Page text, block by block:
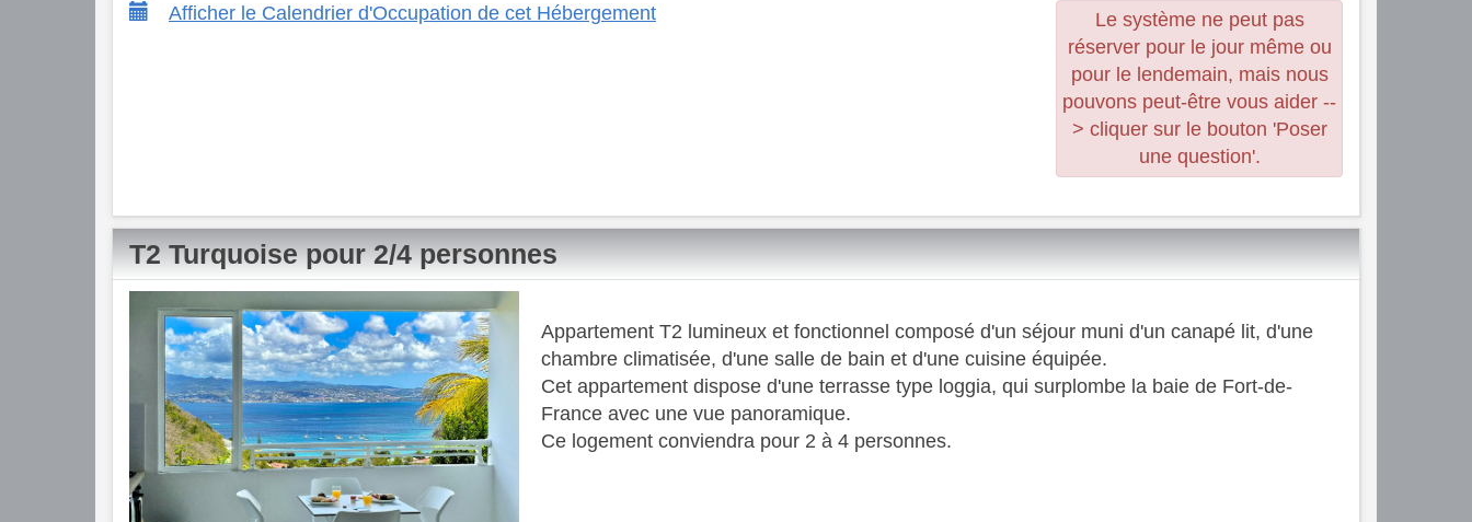
Afficher le Calendrier d'Occupation de cet Hébergement
Le système ne peut pas
réserver pour le jour même ou
pour le lendemain, mais nous
pouvons peut-être vous aider --
> cliquer sur le bouton 'Poser
une question'.
T2 Turquoise pour 2/4 personnes
Previous Next
Appartement T2 lumineux et fonctionnel composé d'un séjour muni d'un canapé lit, d'une
chambre climatisée, d'une salle de bain et d'une cuisine équipée.
​ Cet appartement dispose d'une terrasse type loggia, qui surplombe la baie de Fort-de-
France avec une vue panoramique.
​ Ce logement conviendra pour 2 à 4 personnes.